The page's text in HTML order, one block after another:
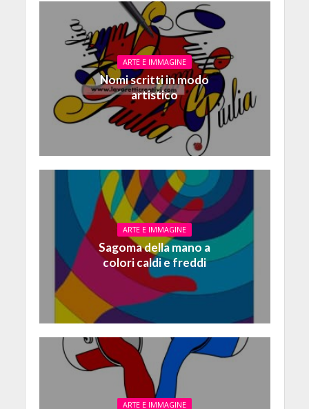
ARTE E IMMAGINE
Nomi scritti in modo
artistico
ARTE E IMMAGINE
Sagoma della mano a
colori caldi e freddi
ARTE E IMMAGINE